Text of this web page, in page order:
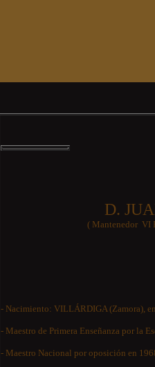
D.
( Mantenedor VI
- Nacimiento: VILLÁRDIGA (Zamora),
- Maestro de Primera Enseñanza por la
- Maestro Nacional por oposición en